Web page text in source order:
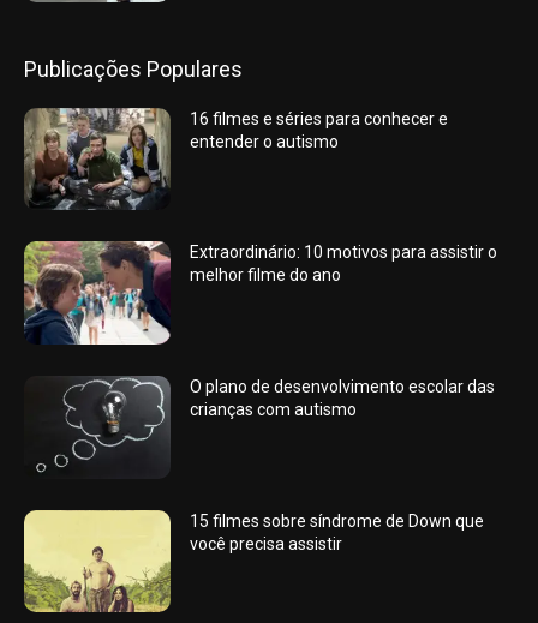
Publicações Populares
16 filmes e séries para conhecer e
entender o autismo
Extraordinário: 10 motivos para assistir o
melhor filme do ano
O plano de desenvolvimento escolar das
crianças com autismo
15 filmes sobre síndrome de Down que
você precisa assistir